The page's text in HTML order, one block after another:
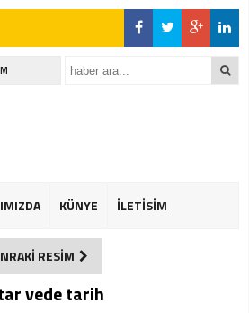
KÜNYE İLETİSİM
RESİM
vede tarih